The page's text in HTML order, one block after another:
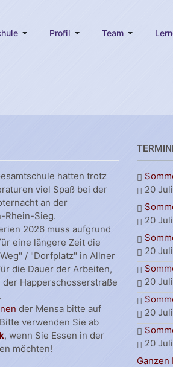
Profil Team
hatten trotz
viel Spaß bei der
an der
Rhein-Sieg.
2026 muss aufgrund
eine längere Zeit die
/ "Dorfplatz" in Allner
die Dauer der Arbeiten,
Happerschosserstraße
der Mensa bitte auf
verwenden Sie ab
, wenn Sie Essen in der
möchten!
20
20
20
20
20
20
Ganzen